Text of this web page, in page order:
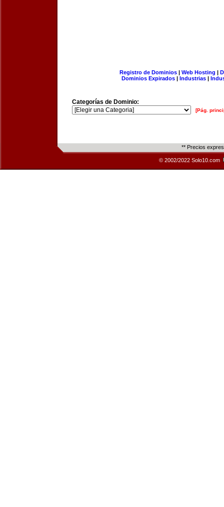
Registro de Dominios| Web Hosting |
Dominios Expirados | Industrias |
Categorías de Dominio:
[Pág.
** Precios
© 2002/2022 Solo10.com